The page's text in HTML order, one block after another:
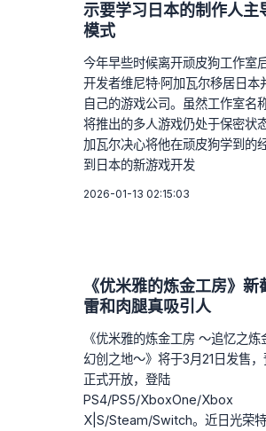
示要学习日本的制作人主
模式
今年早些时候离开顽皮狗工作室
开发者维尼特·阿加瓦尔移居日本
自己的游戏公司。虽然工作室名
将推出的多人游戏仍处于保密状
加瓦尔决心将他在顽皮狗学到的
到日本的新游戏开发
2026-01-13 02:15:03
《优米雅的炼金工房》新
雷和肉腿真吸引人
《优米雅的炼金工房 ～追忆之炼
幻创之地～》将于3月21日发售
正式开放，登陆
PS4/PS5/XboxOne/Xbox
X|S/Steam/Switch。近日光荣